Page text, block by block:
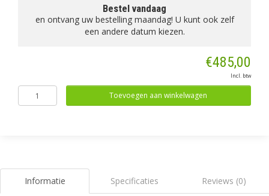
Bestel vandaag
en ontvang uw bestelling maandag! U kunt ook zelf
een andere datum kiezen.
€485,00
Incl. btw
Toevoegen aan winkelwagen
Informatie Specificaties Reviews (0)